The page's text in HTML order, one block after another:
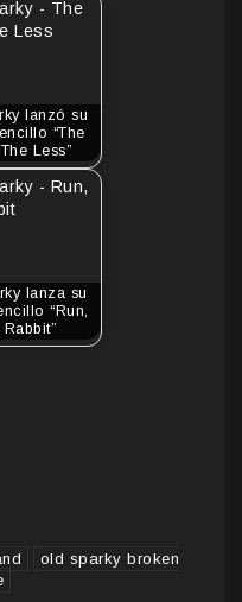
lanzó su
“The
Less”
lanza su
“Run,
old sparky broken